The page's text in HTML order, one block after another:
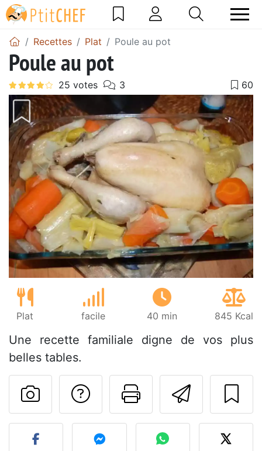
Recettes Plat Poule au pot
Poule au pot
Plat facile 40 min 845 Kcal
Une recette familiale digne de vos plus
belles tables.
Imprimer
Poser une
Publier votre photo de